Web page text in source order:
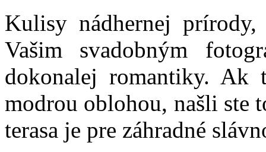
Kulisy nádhernej
Vašim svadobným
dokonalej romantiky. Ak
modrou oblohou, našli ste
terasa je pre záhradné